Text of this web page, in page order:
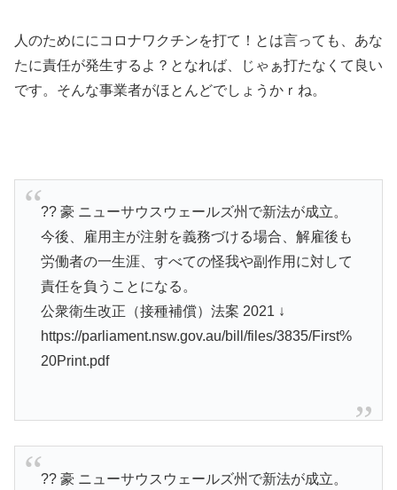
人のためににコロナワクチンを打て！とは言っても、あな
たに責任が発生するよ？となれば、じゃぁ打たなくて良い
です。そんな事業者がほとんどでしょうかｒね。
?? 豪 ニューサウスウェールズ州で新法が成立。
今後、雇用主が注射を義務づける場合、解雇後も
労働者の一生涯、すべての怪我や副作用に対して
責任を負うことになる。
公衆衛生改正（接種補償）法案 2021 ↓
https://parliament.nsw.gov.au/bill/files/3835/First%
20Print.pdf
?? 豪 ニューサウスウェールズ州で新法が成立。